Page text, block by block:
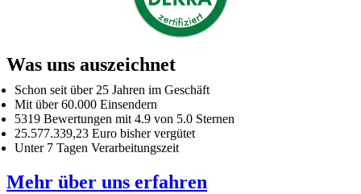
Was uns auszeichnet
Schon seit über 25 Jahren im Geschäft
Mit über 60.000 Einsendern
5319 Bewertungen mit 4.9 von 5.0 Sternen
25.577.339,23 Euro bisher vergütet
Unter 7 Tagen Verarbeitungszeit
Mehr über uns erfahren